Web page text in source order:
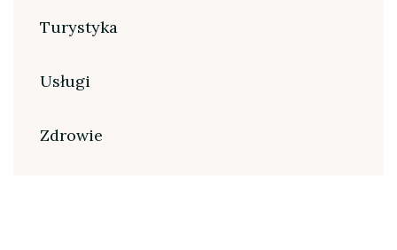
Turystyka
Usługi
Zdrowie